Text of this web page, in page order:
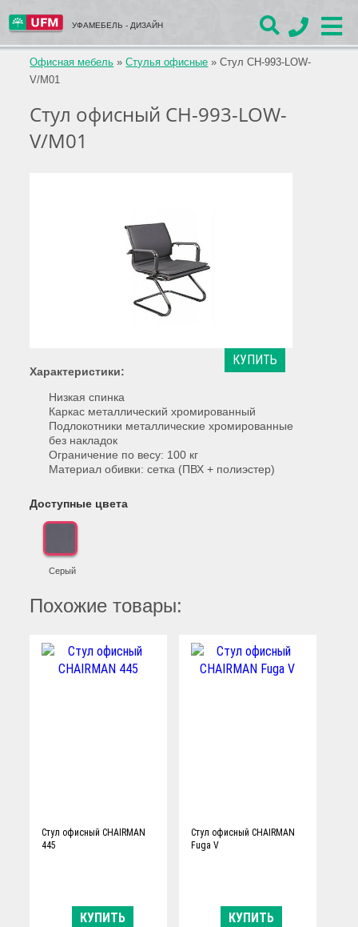
УФАМЕБЕЛЬ - ДИЗАЙН
Офисная мебель »Стулья офисные »Стул CH-993-LOW-
V/M01
Стул офисный CH-993-LOW-
V/M01
КУПИТЬ
Характеристики:
Низкая спинка
Каркас металлический хромированный
Подлокотники металлические хромированные
без накладок
Ограничение по весу: 100 кг
Материал обивки: сетка (ПВХ + полиэстер)
Доступные цвета
Серый
Похожие товары:
Стул офисный CHAIRMAN
445
КУПИТЬ
Стул офисный CHAIRMAN
Fuga V
КУПИТЬ